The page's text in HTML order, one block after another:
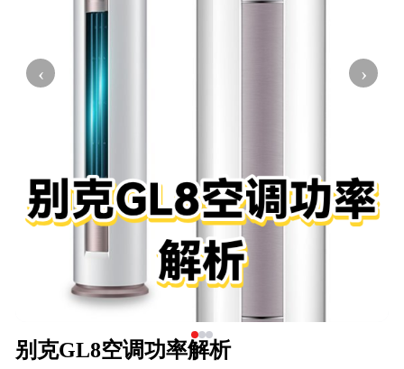
‹ ›
别克GL8空调功率解析